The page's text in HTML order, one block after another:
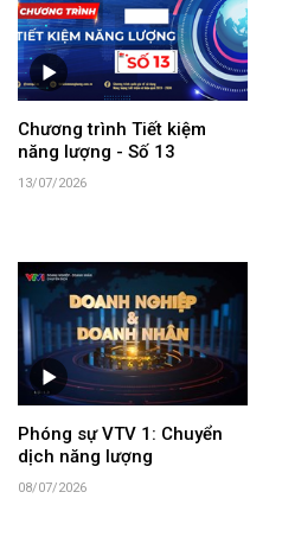
Chương trình Tiết kiệm
năng lượng - Số 13
13/07/2026
Phóng sự VTV 1: Chuyển
dịch năng lượng
08/07/2026